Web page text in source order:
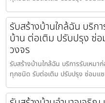
รับสร้างบ้านใกล้ฉัน บริก
บ้าน ต่อเติม ปรับปรุง ซ่
วงจร
รับสร้างบ้านใกล้ฉัน บริการรับเหมา
ทุกชนิด รับต่อเติม ปรับปรุง ซ่อมแ